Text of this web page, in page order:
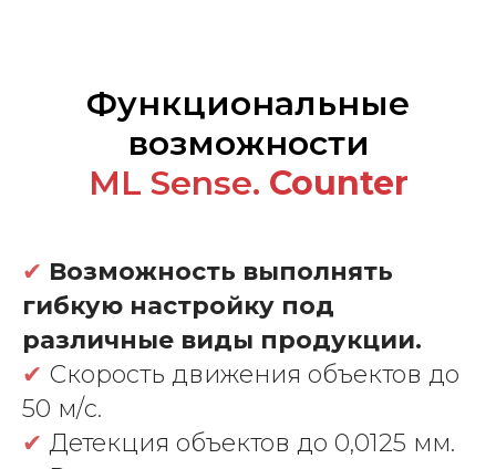
Функциональные
возможности
МL Sense. Counter
✔ Возможность выполнять
гибкую настройку под
различные виды продукции.
✔ Скорость движения объектов до
50 м/c.
✔ Детекция объектов до 0,0125 мм.